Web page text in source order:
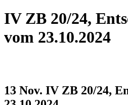
IV ZB 20/24,
vom 23.10.2024
13 Nov. IV ZB 20/24,